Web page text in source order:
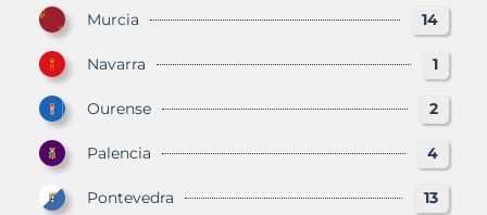
Murcia 14
Navarra 1
Ourense 2
Palencia 4
Pontevedra 13